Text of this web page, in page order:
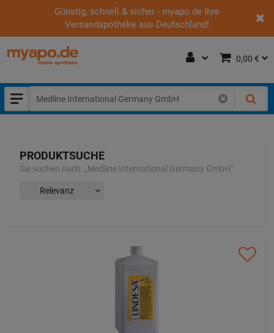
Günstig, schnell & sicher - myapo.de Ihre
Versandapotheke aus Deutschland!
0,00 €
PRODUKTSUCHE
Sie suchen nach: „Medline International Germany GmbH“